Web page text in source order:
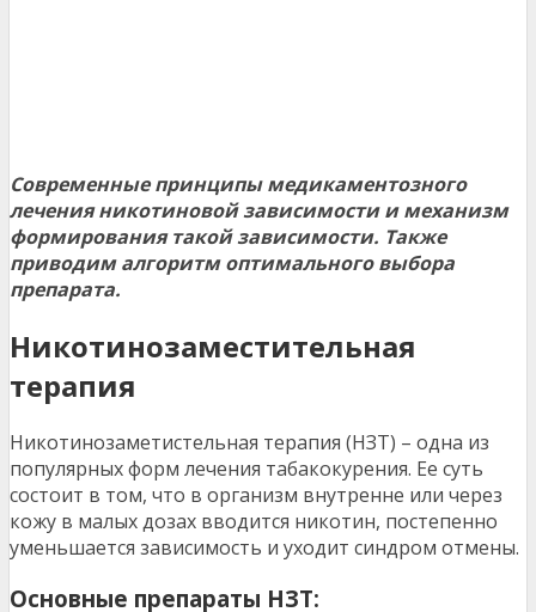
Современные принципы медикаментозного
лечения никотиновой зависимости и механизм
формирования такой зависимости. Также
приводим алгоритм оптимального выбора
препарата.
Никотинозаместительная
терапия
Никотинозаметистельная терапия (НЗТ) – одна из
популярных форм лечения табакокурения. Ее суть
состоит в том, что в организм внутренне или через
кожу в малых дозах вводится никотин, постепенно
уменьшается зависимость и уходит синдром отмены.
Основные препараты НЗТ: